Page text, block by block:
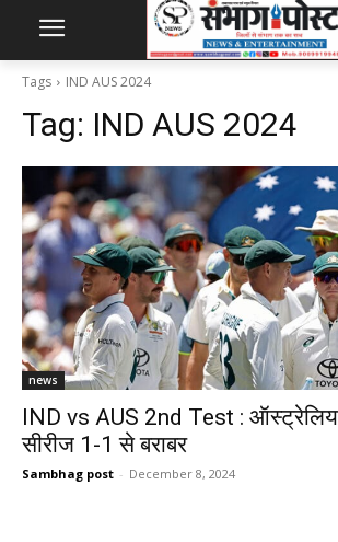
Tags IND AUS 2024
Tag: IND AUS 2024
news
IND vs AUS 2nd Test :
सीरीज 1-1 से बराबर
Sambhag post - December 8, 2024